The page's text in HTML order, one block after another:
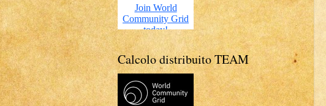
Calcolo distribuito TEAM